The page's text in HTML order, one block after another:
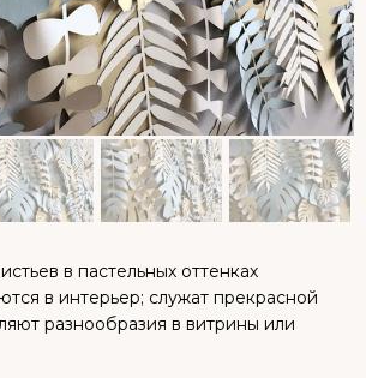
в пастельных оттенках
в интерьер; служат прекрасной
разнообразия в витрины или